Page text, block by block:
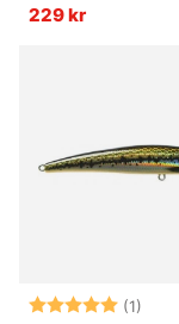
99mm 16g
229 kr
Betyg: (1)